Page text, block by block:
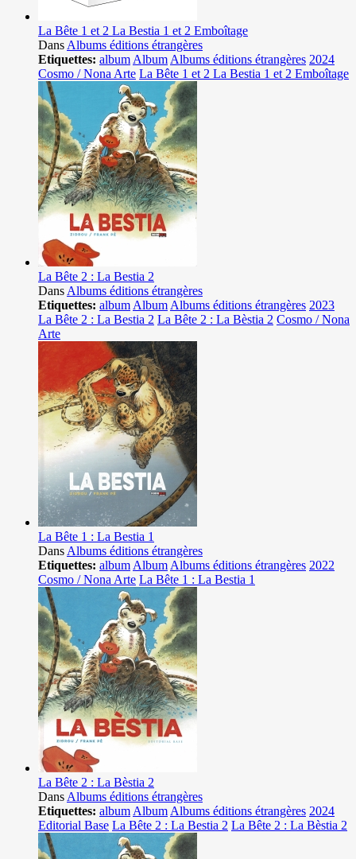
La Bête 1 et 2 La Bestia 1 et 2 Emboîtage
Dans Albums éditions étrangères
Etiquettes: album Album Albums éditions étrangères 2024
Cosmo / Nona Arte La Bête 1 et 2 La Bestia 1 et 2 Emboîtage
La Bête 2 : La Bestia 2
Dans Albums éditions étrangères
Etiquettes: album Album Albums éditions étrangères 2023
La Bête 2 : La Bestia 2 La Bête 2 : La Bèstia 2 Cosmo / Nona
Arte
La Bête 1 : La Bestia 1
Dans Albums éditions étrangères
Etiquettes: album Album Albums éditions étrangères 2022
Cosmo / Nona Arte La Bête 1 : La Bestia 1
La Bête 2 : La Bèstia 2
Dans Albums éditions étrangères
Etiquettes: album Album Albums éditions étrangères 2024
Editorial Base La Bête 2 : La Bestia 2 La Bête 2 : La Bèstia 2